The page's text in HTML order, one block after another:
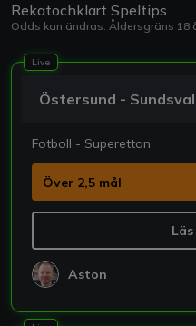
Rekatochklart Speltips
Odds kan ändras. Åldersgräns 18
Live
Östersund -
Fotboll - Superettan
Över 2,5 mål
Aston